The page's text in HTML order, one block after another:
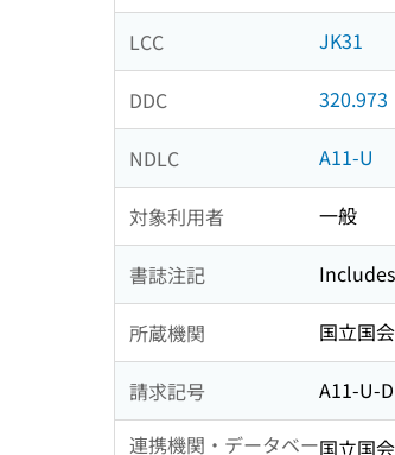
LCC JK31
DDC 320.973
NDLC A11-U
対象利用者 一般
書誌注記
所蔵機関 国立国
請求記号
A11-U-
連携機関・データベー国立国